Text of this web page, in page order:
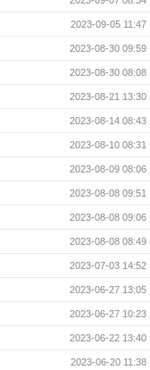
2023-09-05 11:47
2023-08-30 09:59
2023-08-30 08:08
2023-08-21 13:30
2023-08-14 08:43
2023-08-10 08:31
2023-08-09 08:06
2023-08-08 09:51
2023-08-08 09:06
2023-08-08 08:49
2023-07-03 14:52
2023-06-27 13:05
2023-06-27 10:23
2023-06-22 13:40
2023-06-20 11:38